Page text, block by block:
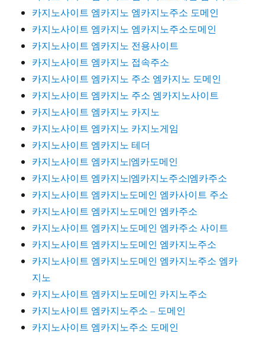
카지노사이트 엠카지노 엠카지노주소 도메인
카지노사이트 엠카지노 엠카지노주소도메인
카지노사이트 엠카지노 전용사이트
카지노사이트 엠카지노 접속주소
카지노사이트 엠카지노 주소 엠카지노 도메인
카지노사이트 엠카지노 주소 엠카지노사이트
카지노사이트 엠카지노 카지노
카지노사이트 엠카지노 카지노게임
카지노사이트 엠카지노 테더
카지노사이트 엠카지노|엠카도메인
카지노사이트 엠카지노|엠카지노주소|엠카주소
카지노사이트 엠카지노도메인 엠카사이트 주소
카지노사이트 엠카지노도메인 엠카주소
카지노사이트 엠카지노도메인 엠카주소 사이트
카지노사이트 엠카지노도메인 엠카지노주소
카지노사이트 엠카지노도메인 엠카지노주소 엠카
지노
카지노사이트 엠카지노도메인 카지노주소
카지노사이트 엠카지노주소 – 도메인
카지노사이트 엠카지노주소 도메인